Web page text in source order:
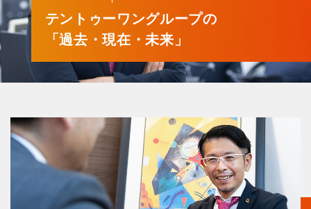
テントゥーワングループの
「過去・現在・未来」